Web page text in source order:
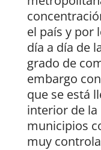
el país y por
día a día de
grado de
embargo
que se está
interior de la
municipios
muy